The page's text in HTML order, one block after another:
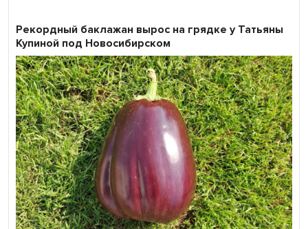
Рекордный баклажан вырос на грядке у Татьяны
Купиной под Новосибирском